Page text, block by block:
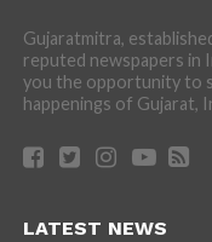
Gujaratmitra,
reputed newspapers in
you the opportunity to
happenings of Gujarat,
LATEST NEWS